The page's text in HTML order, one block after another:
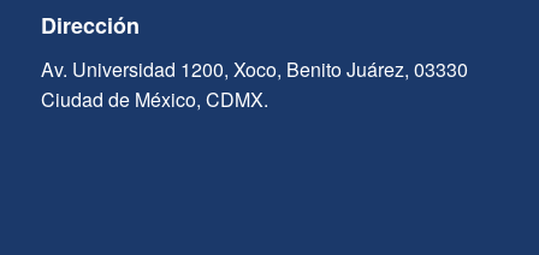
Dirección
Av. Universidad 1200, Xoco, Benito Juárez, 03330
Ciudad de México, CDMX.